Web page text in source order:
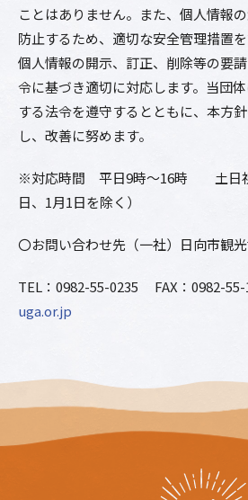
ことはありません。また、個人情報
防止するため、適切な安全管理措置
個人情報の開示、訂正、削除等の要
令に基づき適切に対応します。当団
する法令を遵守するとともに、本方
し、改善に努めます。
※対応時間 平日9時～16時 土日祝
日、1月1日を除く）
〇お問い合わせ先（一社）日向市観
TEL：0982-55-0235 FAX：0982-
uga.or.jp